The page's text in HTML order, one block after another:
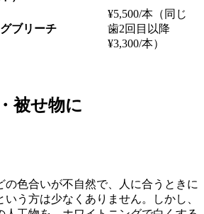
ブリーチ
¥5,500/本（同じ
歯2回目以降
¥3,300/本）
被せ物に
の色合いが不自然で、人に合うときに
う方は少なくありません。しかし、